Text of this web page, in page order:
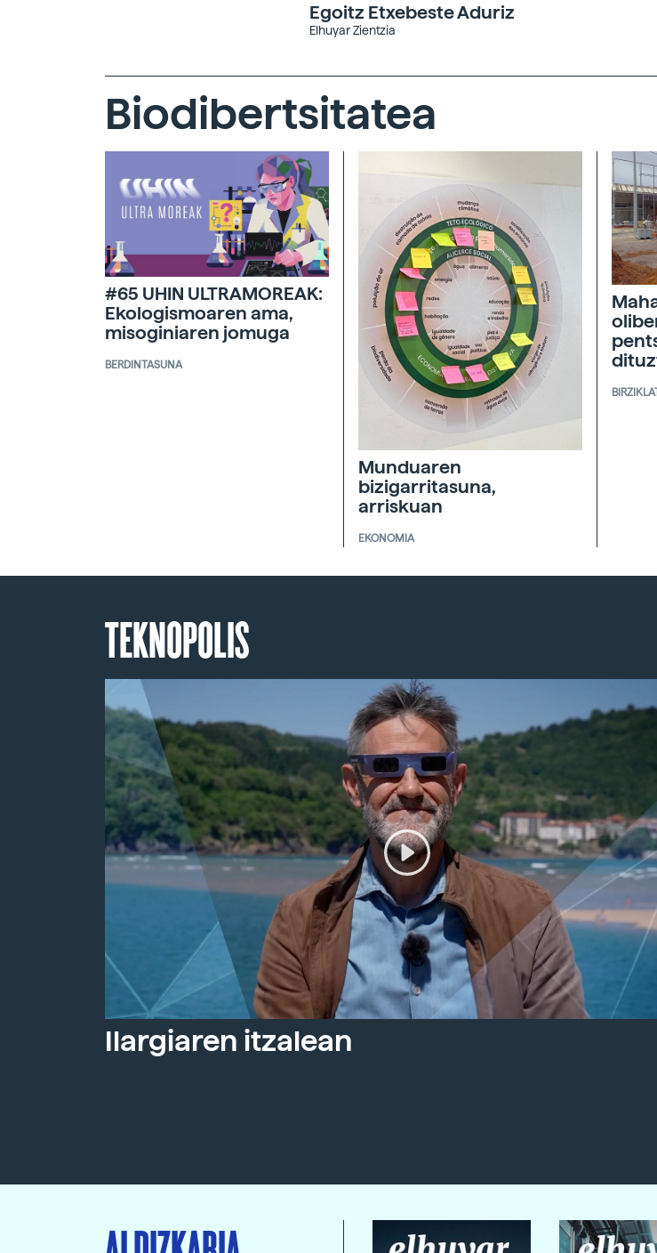
Egoitz Etxebeste Aduriz
Elhuyar Zientzia
Biodibertsitatea
#65 UHIN ULTRAMOREAK:
Ekologismoaren ama,
misoginiaren jomuga
BERDINTASUNA
Munduaren
bizigarritasuna,
arriskuan
EKONOMIA
TEKNOPOLIS
Ilargiaren itzalean